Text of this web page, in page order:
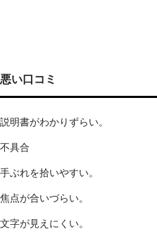
悪い口コミ
説明書がわかりずらい。
不具合
手ぶれを拾いやすい。
焦点が合いづらい。
文字が見えにくい。